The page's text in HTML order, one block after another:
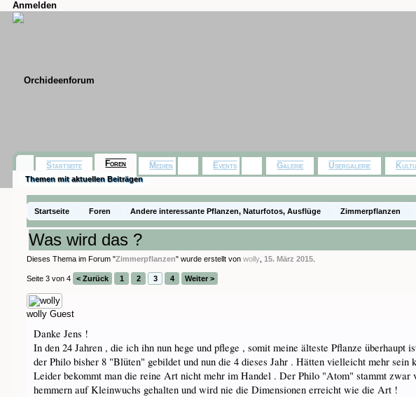
Anmelden
Startseite Foren Andere interessante Pflanzen, Naturfotos, Ausflüge Zimmerpflanzen
Was wird das ?
Dieses Thema im Forum "Zimmerpflanzen" wurde erstellt vonwolly ,15. März 2015
Seite 3 von 4 < Zurück 1 2 3 4 Weiter >
wolly Guest
Danke Jens !
In den 24 Jahren , die ich ihn nun hege und pflege , somit meine älteste Pflanze überhaupt
der Philo bisher 8 "Blüten" gebildet und nun die 4 dieses Jahr . Hätten vielleicht mehr sein
Leider bekommt man die reine Art nicht mehr im Handel . Der Philo "Atom" stammt zwar
hemmern auf Kleinwuchs gehalten und wird nie die Dimensionen erreicht wie die Art !
Startseite Foren
Themen mit aktuellen Beiträgen
Medien Events Galerie Usergalerie